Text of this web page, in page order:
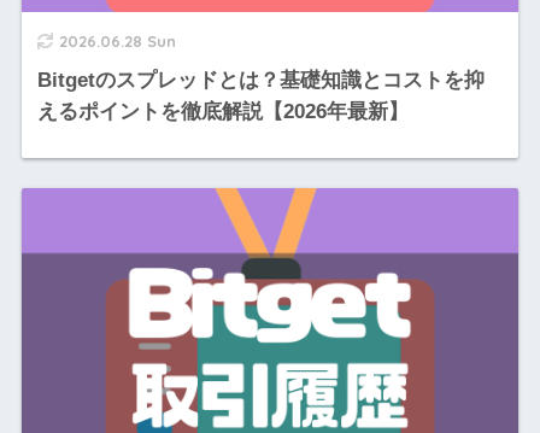
2026.06.28 Sun
Bitgetのスプレッドとは？基礎知識とコストを抑
えるポイントを徹底解説【2026年最新】